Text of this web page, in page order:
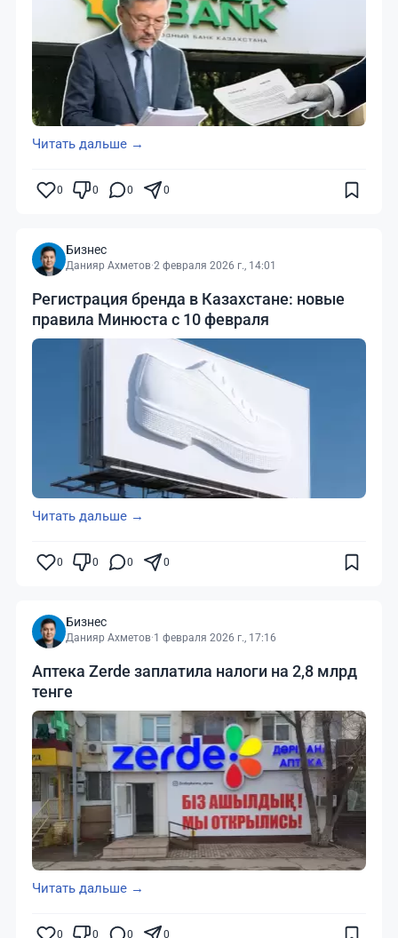
Читать дальше →
0 0 0 0
Бизнес
Данияр Ахметов·2 февраля 2026 г., 14:01
Регистрация бренда в Казахстане: новые
правила Минюста с 10 февраля
Читать дальше →
0 0 0 0
Бизнес
Данияр Ахметов·1 февраля 2026 г., 17:16
Аптека Zerde заплатила налоги на 2,8 млрд
тенге
Читать дальше →
0 0 0 0